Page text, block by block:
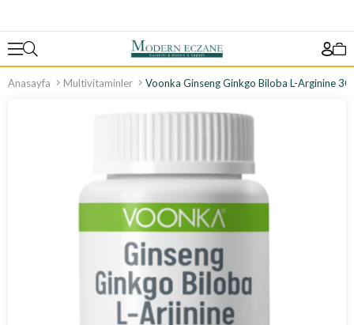
Anasayfa Multivitaminler Voonka Ginseng Ginkgo Biloba L-Arginine 30